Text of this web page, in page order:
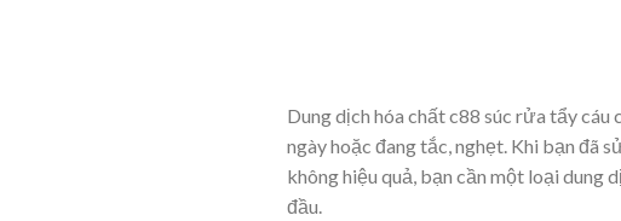
Dung dịch hóa chất c88 súc rửa tẩy
ngày hoặc đang tắc, nghẹt. Khi bạn đã
không hiệu quả, bạn cần một loại dung
đầu.